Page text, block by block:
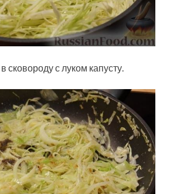
сковороду с луком капусту.